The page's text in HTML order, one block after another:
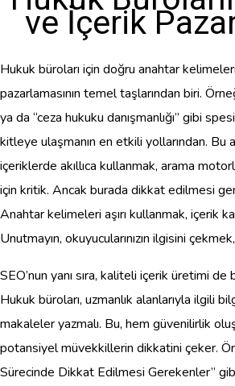
ve İçerik
Hukuk büroları için doğru anahtar
pazarlamasının temel taşlarından biri.
ya da “ceza hukuku danışmanlığı” gibi
kitleye ulaşmanın en etkili yollarından. Bu
içeriklerde akıllıca kullanmak, arama
için kritik. Ancak burada dikkat edilmesi
Anahtar kelimeleri aşırı kullanmak, içerik
Unutmayın, okuyucularınızın ilgisini çekmek,
SEO’nun yanı sıra, kaliteli içerik üretimi
Hukuk büroları, uzmanlık alanlarıyla ilgili
makaleler yazmalı. Bu, hem güvenilirlik
potansiyel müvekkillerin dikkatini çeker.
Sürecinde Dikkat Edilmesi Gerekenler”